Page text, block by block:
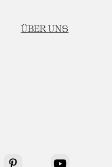
ÜBER UNS